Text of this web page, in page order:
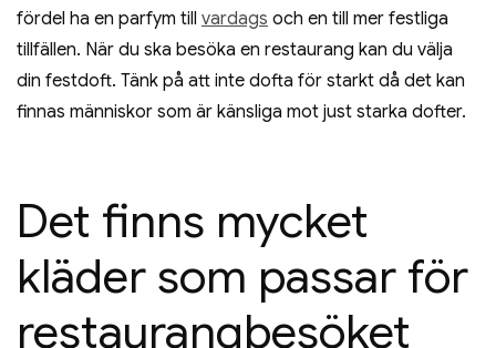
fördel ha en parfym till vardags och en till mer festliga
tillfällen. När du ska besöka en restaurang kan du välja
din festdoft. Tänk på att inte dofta för starkt då det kan
finnas människor som är känsliga mot just starka dofter.
Det finns mycket
kläder som passar för
restaurangbesöket